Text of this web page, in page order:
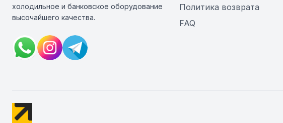
холодильное и банковское оборудование
высочайшего качества.
Политика возврата
FAQ